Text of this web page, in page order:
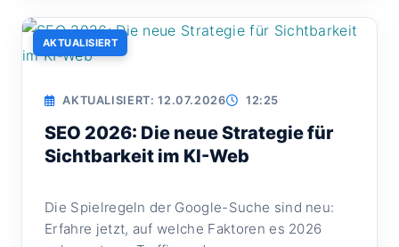
AKTUALISIERT
AKTUALISIERT: 12.07.2026 12:25
SEO 2026: Die neue Strategie für
Sichtbarkeit im KI-Web
Die Spielregeln der Google-Suche sind neu:
Erfahre jetzt, auf welche Faktoren es 2026